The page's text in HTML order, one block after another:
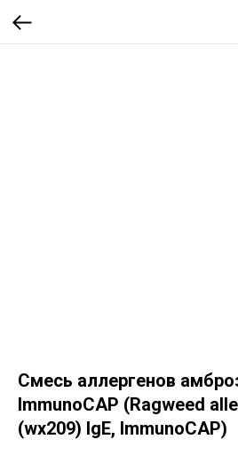
Смесь аллергенов
ImmunoCAP (Ragweed
(wx209) IgE, ImmunoCAP)